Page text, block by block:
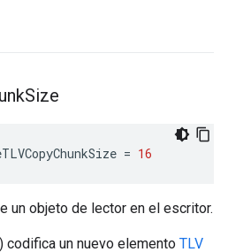
Size
= 16
un objeto de lector en el escritor.
codifica un nuevo elemento TLV